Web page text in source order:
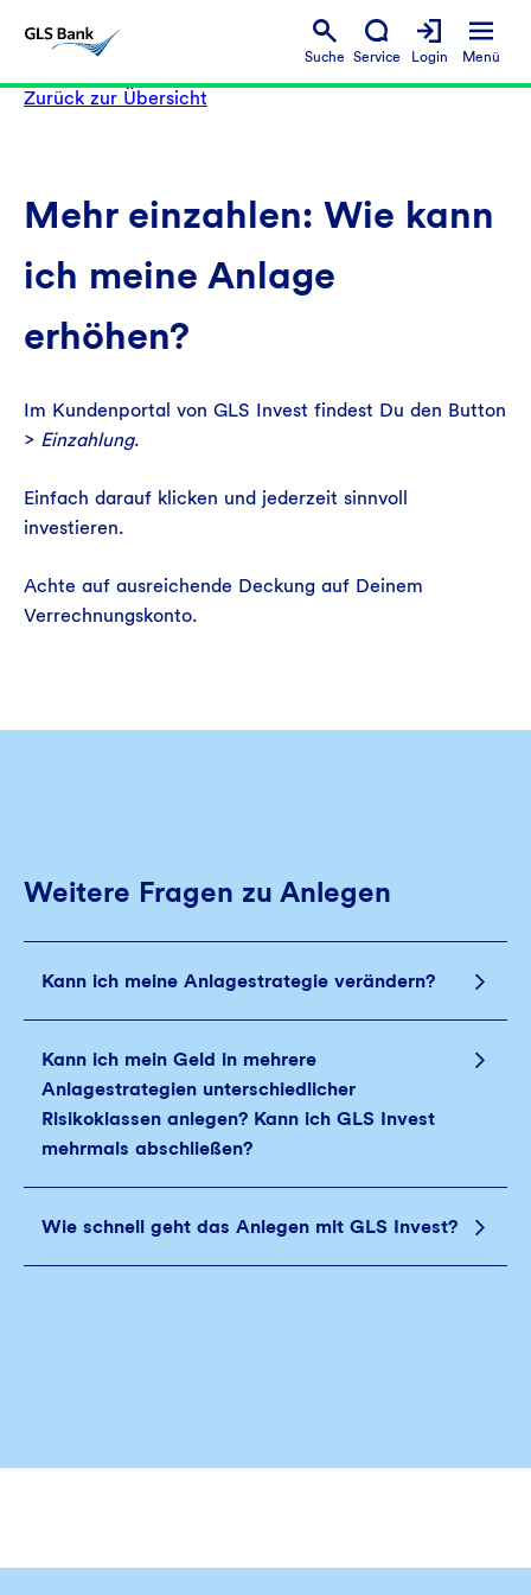
Suche Service Login Menü
Zurück zur Übersicht
Mehr einzahlen: Wie kann
ich meine Anlage
erhöhen?
Im Kundenportal von GLS Invest findest Du den Button
> Einzahlung.
Einfach darauf klicken und jederzeit sinnvoll
investieren.
Achte auf ausreichende Deckung auf Deinem
Verrechnungskonto.
Weitere Fragen zu Anlegen
Kann ich meine Anlagestrategie verändern?
Kann ich mein Geld in mehrere
Anlagestrategien unterschiedlicher
Risikoklassen anlegen? Kann ich GLS Invest
mehrmals abschließen?
Wie schnell geht das Anlegen mit GLS Invest?